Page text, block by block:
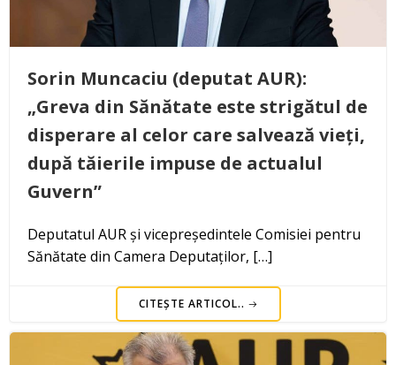
Sorin Muncaciu (deputat AUR):
„Greva din Sănătate este strigătul de
disperare al celor care salvează vieți,
după tăierile impuse de actualul
Guvern”
Deputatul AUR și vicepreședintele Comisiei pentru
Sănătate din Camera Deputaților, […]
CITEȘTE ARTICOL..